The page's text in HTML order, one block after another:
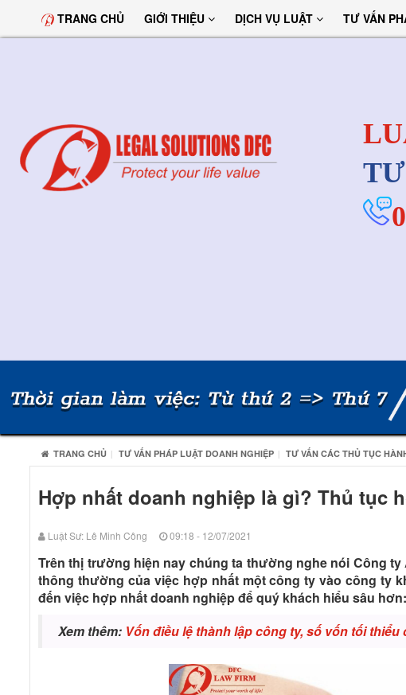
TRANG CHỦ GIỚI THIỆU DỊCH VỤ LUẬT TƯ VẤN
TRANG CHỦ TƯ VẤN PHÁP LUẬT DOANH NGHIỆP TƯ VẤN CÁC THỦ TỤC
Hợp nhất doanh nghiệp là gì? Thủ tục
Luật Sư: Lê Minh Công 09:18 - 12/07/2021
Trên thị trường hiện nay chúng ta thường nghe nói Công
thông thường của việc hợp nhất một công ty vào công ty
đến việc hợp nhất doanh nghiệp để quý khách hiểu sâu hơn:
Xem thêm: Vốn điều lệ thành lập công ty, số vốn tối thiểu